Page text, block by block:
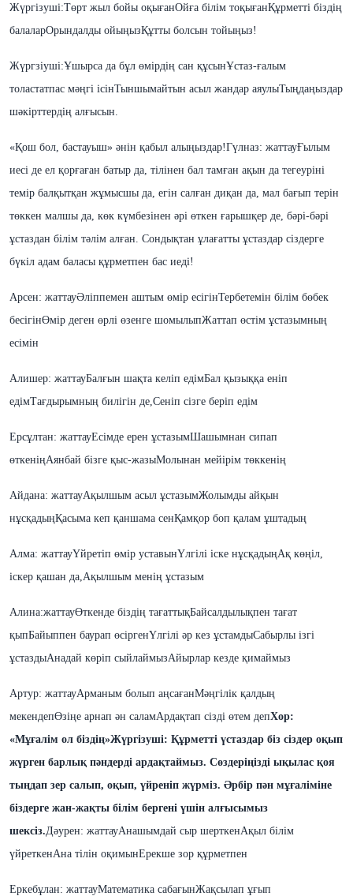
Жүргізуші:Төрт жыл бойы оқығанОйға білім тоқығанҚұрметті біздің
балаларОрындалды ойыңызҚұтты болсын тойыңыз!
Жүргзіуші:Ұшырса да бұл өмірдің сан құсынҰстаз-ғалым
толастатпас мәңгі ісінТыншымайтын асыл жандар аяулыТыңдаңыздар
шәкірттердің алғысын.
«Қош бол, бастауыш» әнін қабыл алыңыздар!Гүлназ: жаттауҒылым
иесі де ел қорғаған батыр да, тілінен бал тамған ақын да тегеуріні
темір балқытқан жұмысшы да, егін салған диқан да, мал бағып терін
төккен малшы да, көк күмбезінен әрі өткен ғарышқер де, бәрі-бәрі
ұстаздан білім тәлім алған. Сондықтан ұлағатты ұстаздар сіздерге
бүкіл адам баласы құрметпен бас иеді!
Арсен: жаттауӘліппемен аштым өмір есігінТербетемін білім бөбек
бесігінӨмір деген өрлі өзенге шомылыпЖаттап өстім ұстазымның
есімін
Алишер: жаттауБалғын шақта келіп едімБал қызыққа еніп
едімТағдырымның билігін де, Сеніп сізге беріп едім
Ерсұлтан: жаттауЕсімде ерен ұстазымШашымнан сипап
өткеніңАянбай бізге қыс-жазыМолынан мейірім төккенің
Айдана: жаттауАқылшым асыл ұстазымЖолымды айқын
нұсқадыңҚасыма кеп қаншама сенҚамқор боп қалам ұштадың
Алма: жаттауҮйретіп өмір уставынҮлгілі іске нұсқадыңАқ көңіл,
іскер қашан да, Ақылшым менің ұстазым
Алина:жаттауӨткенде біздің тағаттықБайсалдылықпен тағат
қыпБайыппен баурап өсіргенҮлгілі әр кез ұстамдыСабырлы ізгі
ұстаздыАнадай көріп сыйлаймызАйырлар кезде қимаймыз
Артур: жаттауАрманым болып аңсағанМәңгілік қалдың
мекендепӨзіңе арнап ән саламАрдақтап сізді өтем депХор:
«Мұғалім ол біздің»Жүргізуші: Құрметті үстаздар біз сіздер оқып
жүрген барлық пәндерді ардақтаймыз. Сөздеріңізді ықылас қоя
тыңдап зер салып, оқып, үйреніп жүрміз. Әрбір пән мұғаліміне
біздерге жан-жақты білім бергені үшін алғысымыз
шексіз.Дәурен: жаттауАнашымдай сыр шерткенАқыл білім
үйреткенАна тілін оқимынЕрекше зор құрметпен
Еркебұлан: жаттауМатематика сабағынЖақсылап ұғып